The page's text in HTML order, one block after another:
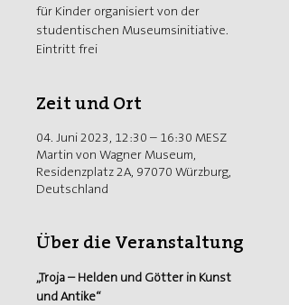
für Kinder organisiert von der
studentischen Museumsinitiative.
Eintritt frei
Zeit und Ort
04. Juni 2023, 12:30 – 16:30 MESZ
Martin von Wagner Museum,
Residenzplatz 2A, 97070 Würzburg,
Deutschland
Über die Veranstaltung
„Troja – Helden und Götter in Kunst
und Antike“